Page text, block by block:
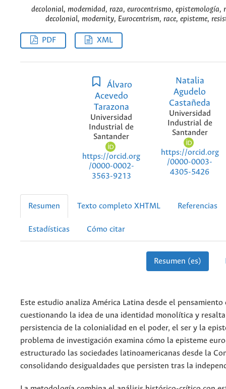
decolonial, modernidad, raza, eurocentrismo, epistemología,
decolonial, modernity, Eurocentrism, race, episteme,
PDF XML
Álvaro
Acevedo
Tarazona
Universidad
Industrial de
Santander
https://orcid.org
/0000-0002-
3563-9213
Natalia
Agudelo
Castañeda
Universidad
Industrial de
Santander
https://orcid.org
/0000-0003-
4305-5426
Resumen Texto completo XHTML Referencias
Estadísticas Cómo citar
Resumen (es)
Este estudio analiza América Latina desde el
cuestionando la idea de una identidad monolítica y
persistencia de la colonialidad en el poder, el ser y la
problema de investigación examina cómo la episteme
estructurado las sociedades latinoamericanas desde la
consolidando desigualdades que persisten tras la